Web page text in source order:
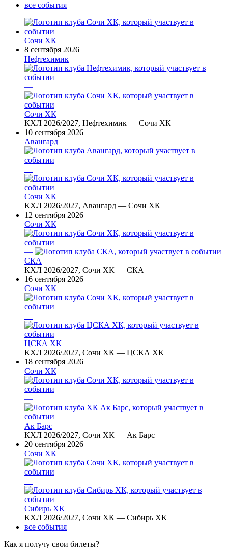
все события
Сочи ХК
8 сентября 2026
Нефтехимик
—
Сочи ХК
КХЛ 2026/2027, Нефтехимик — Сочи ХК
10 сентября 2026
Авангард
—
Сочи ХК
КХЛ 2026/2027, Авангард — Сочи ХК
12 сентября 2026
Сочи ХК
—
СКА
КХЛ 2026/2027, Сочи ХК — СКА
16 сентября 2026
Сочи ХК
—
ЦСКА ХК
КХЛ 2026/2027, Сочи ХК — ЦСКА ХК
18 сентября 2026
Сочи ХК
—
Ак Барс
КХЛ 2026/2027, Сочи ХК — Ак Барс
20 сентября 2026
Сочи ХК
—
Сибирь ХК
КХЛ 2026/2027, Сочи ХК — Сибирь ХК
все события
Как я получу свои билеты?